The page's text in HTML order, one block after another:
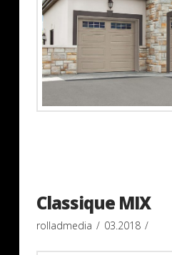
Classique MIX
rolladmedia 03.2018